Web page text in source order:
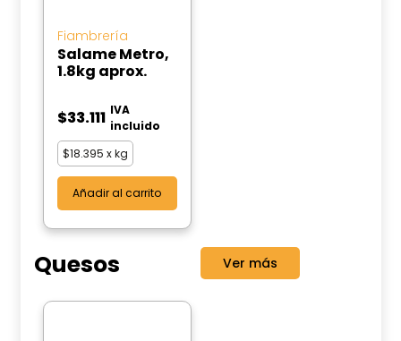
Fiambrería
Salame Metro,
1.8kg aprox.
$33.111 IVA
incluido
$18.395 x kg
Añadir al carrito
Quesos Ver más